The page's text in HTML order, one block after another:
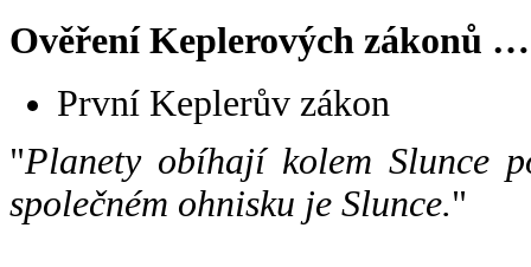
Ověření Keplerových zákonů …
První Keplerův zákon
"Planety obíhají kolem Slunce
společném ohnisku je Slunce."